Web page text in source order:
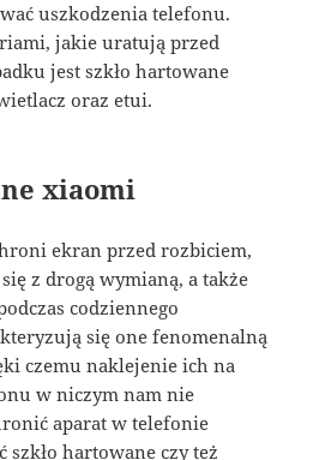
uszkodzenia telefonu.
jakie uratują przed
jest szkło hartowane
oraz etui.
xiaomi
ekran przed rozbiciem,
z drogą wymianą, a także
codziennego
się one fenomenalną
czemu naklejenie ich na
w niczym nam nie
aparat w telefonie
hartowane czy też